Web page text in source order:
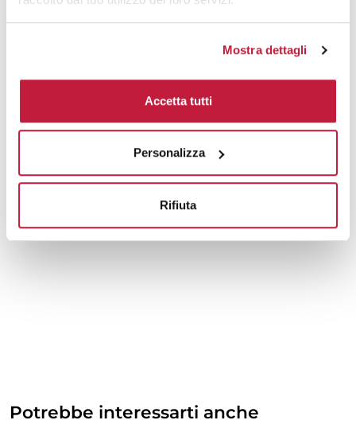
Mostra dettagli
Accetta tutti
Personalizza
Rifiuta
Potrebbe interessarti anche